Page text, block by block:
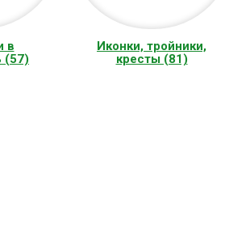
в
(57)
Иконки, тройники,
кресты (81)